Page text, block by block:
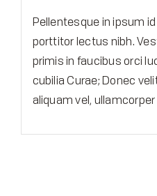
Pellentesque in ipsum
porttitor lectus nibh.
primis in faucibus orci
cubilia Curae; Donec
aliquam vel,